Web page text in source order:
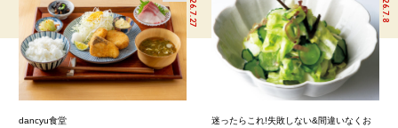
2026.7.27
dancyu食堂
迷ったらこれ!失敗しない&間違いなくお